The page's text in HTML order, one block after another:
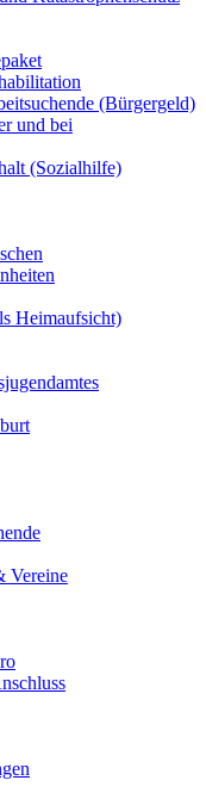
(Bürgergeld)
und bei
(Sozialhilfe)
Heimaufsicht)
Vereine